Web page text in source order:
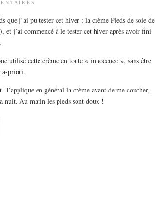
j’ai pu tester cet hiver : la crème Pieds de soie de
et j’ai commencé à le tester cet hiver après avoir fini
utilisé cette crème en toute « innocence », sans être
a-priori.
J’applique en général la crème avant de me coucher,
nuit. Au matin les pieds sont doux !